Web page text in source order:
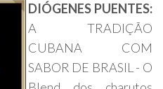
DIÓGENES PUENTES:
A TRADIÇÃO
CUBANA COM
SABOR DE BRASIL - O